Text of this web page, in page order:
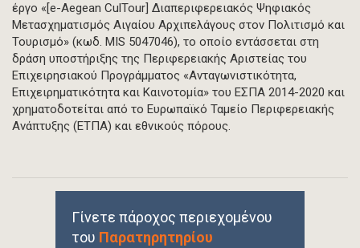
έργο «[e-Aegean CulTour] Διαπεριφερειακός Ψηφιακός
Μετασχηματισμός Αιγαίου Αρχιπελάγους στον Πολιτισμό και
Τουρισμό» (κωδ. MIS 5047046), το οποίο εντάσσεται στη
δράση υποστήριξης της Περιφερειακής Αριστείας του
Επιχειρησιακού Προγράμματος «Ανταγωνιστικότητα,
Επιχειρηματικότητα και Καινοτομία» του ΕΣΠΑ 2014-2020 και
χρηματοδοτείται από το Ευρωπαϊκό Ταμείο Περιφερειακής
Ανάπτυξης (ΕΤΠΑ) και εθνικούς πόρους.
Γίνετε πάροχος περιεχομένου
του Παρατηρητηρίου